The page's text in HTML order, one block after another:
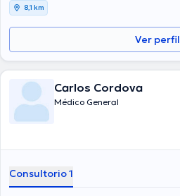
8,1 km
Ver perfil
Carlos Cordova
Médico General
Consultorio 1